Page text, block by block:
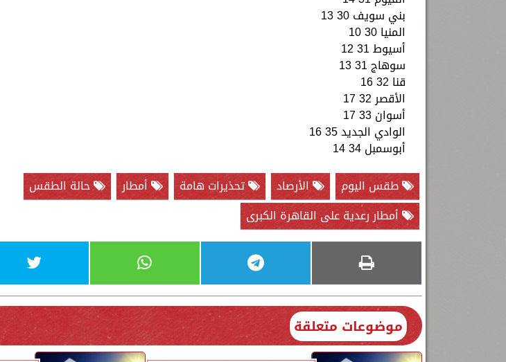
بني سويف 30 13
المنيا 30 10
أسيوط 31 12
سوهاج 31 13
قنا 32 16
الأقصر 32 17
أسوان 33 17
الوادي الجديد 35 16
أبوسمبل 34 14
طقس اليوم
الأرصاد تحذيرات هامة أمطار
حالة الطقس
أمطار رعدية على القاهرة الكبرى
موضوعات متعلقة